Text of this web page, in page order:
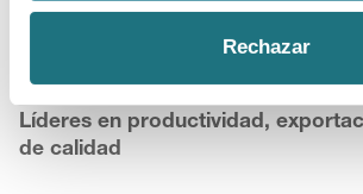
Rechazar
España tenemos las bases
convertirnos en un granhubde
Líderes en productividad,
de calidad